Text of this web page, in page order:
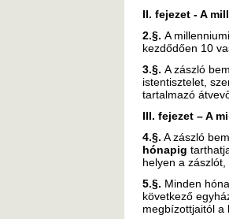
II. fejezet - A
2.§. A
kezdődően 10
3.§. A zászló
istentisztelet,
tartalmazó
III. fejezet – A
4.§. A zászló
hónapig
helyen a
5.§. Minden
következő
megbízottjaitól a